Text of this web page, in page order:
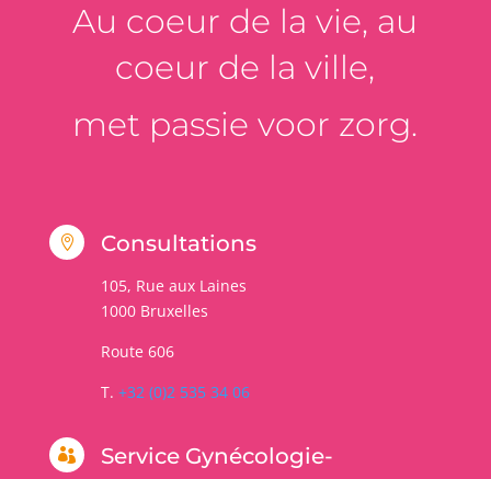
Au coeur de la vie, au
coeur de la ville,
met passie voor zorg.
 Consultations
105, Rue aux Laines
1000 Bruxelles
Route 606
T. +32 (0)2 535 34 06

Service Gynécologie-